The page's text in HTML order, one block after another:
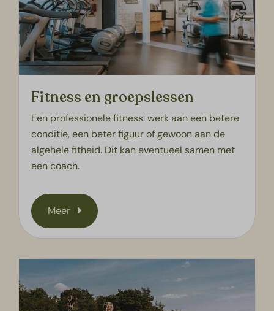
Fitness en groepslessen
Een professionele fitness: werk aan een betere
conditie, een beter figuur of gewoon aan de
algehele fitheid. Dit kan eventueel samen met
een coach.
Meer